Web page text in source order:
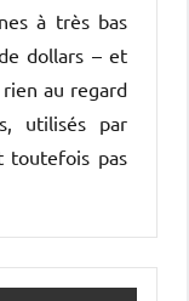
à très bas
dollars – et
au regard
utilisés par
toutefois pas